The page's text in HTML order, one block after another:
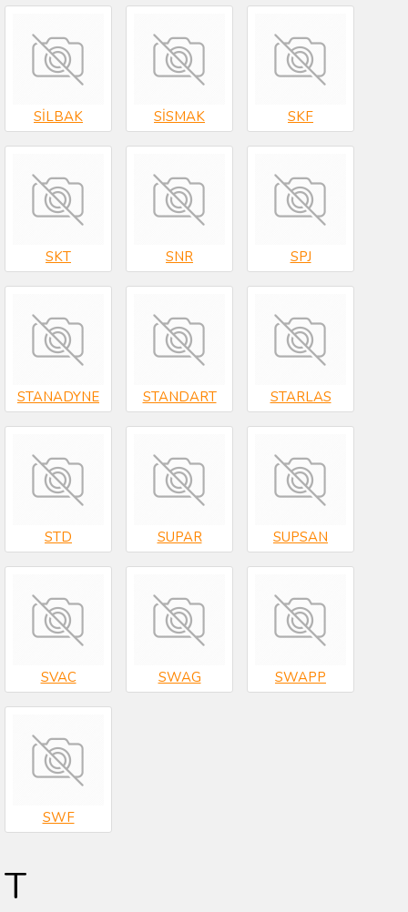
SİLBAK SİSMAK SKF
SKT SNR SPJ
STANADYNE STANDART STARLAS
STD SUPAR SUPSAN
SVAC SWAG SWAPP
SWF
T